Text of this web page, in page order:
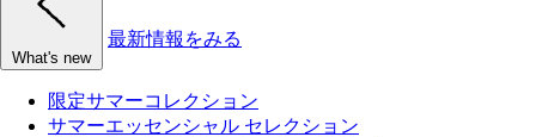
What's new
最新情報をみる
限定サマーコレクション
サマーエッセンシャル セレクション